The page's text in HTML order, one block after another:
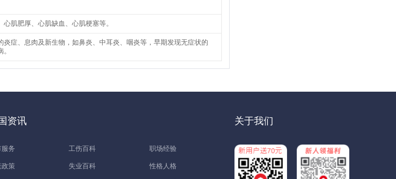
肌肥厚、心肌缺血、心肌梗塞等。
炎症、息肉及新生物，如鼻炎、中耳炎、咽炎等，早期发现无症状的
资讯
务
政策
工伤百科
失业百科
职场经验
性格人格
关于我们